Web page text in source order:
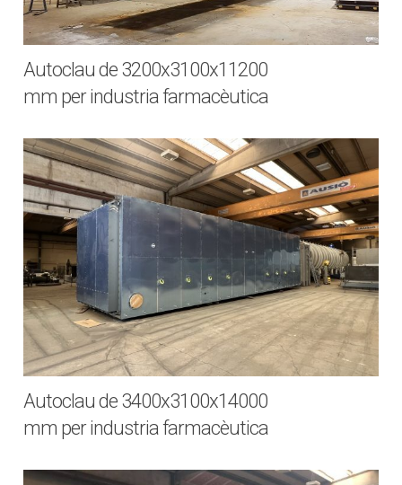
Autoclau de 3200x3100x11200
mm per industria farmacèutica
Autoclau de 3400x3100x14000
mm per industria farmacèutica